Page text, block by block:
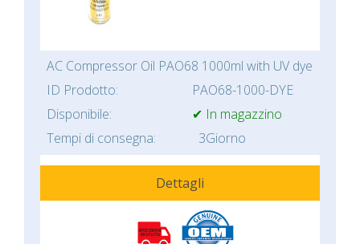
AC Compressor Oil PAO68 1000ml with UV dye
ID Prodotto:
PAO68-1000-DYE
Disponibile:
✔ In magazzino
Tempi di consegna:
3Giorno
Dettagli